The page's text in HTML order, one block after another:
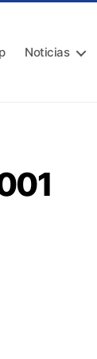
Noticias